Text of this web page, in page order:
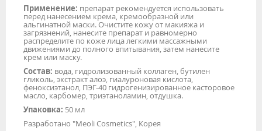
Применение: препарат рекомендуется использовать
перед нанесением крема, кремообразной или
альгинатной маски. Очистите кожу от макияжа и
загрязнений, нанесите препарат и равномерно
распределите по коже лица легкими массажными
движениями до полного впитывания, затем нанесите
крем или маску.
Состав: вода, гидролизованный коллаген, бутилен
гликоль, экстракт алоэ, гиалуроновая кислота,
феноксиэтанол, ПЭГ-40 гидрогенизированное касторовое
масло, карбомер, триэтаноламин, отдушка.
Упаковка: 50 мл
Разработано "Meoli Cosmetics", Корея